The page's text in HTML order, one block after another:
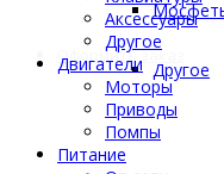
Оформить заказ
Другое
Аксессуары
Другое
Двигатели
Моторы
Приводы
Помпы
Питание